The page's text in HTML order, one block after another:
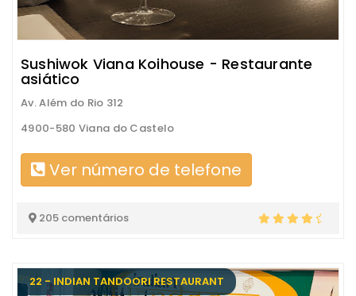
Sushiwok Viana Koihouse - Restaurante
asiático
Av. Além do Rio 312
4900-580 Viana do Castelo
Ver número de telefone
205 comentários
22 - INDIAN TANDOORI RESTAURANT